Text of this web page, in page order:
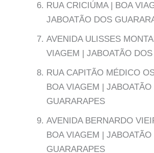
RUA CRICIÚMA | BOA
JABOATÃO DOS
AVENIDA ULISSES
VIAGEM | JABOATÃO
RUA CAPITÃO MÉDICO
BOA VIAGEM | JABOATÃO
GUARARAPES
AVENIDA BERNARDO
BOA VIAGEM | JABOATÃO
GUARARAPES